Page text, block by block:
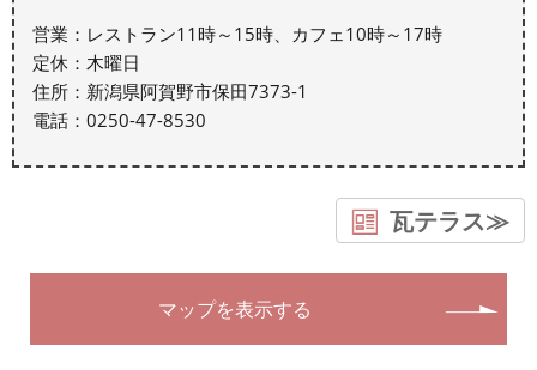
営業：レストラン11時～15時、カフェ10時～17時
定休：木曜日
住所：新潟県阿賀野市保田7373-1
電話：0250-47-8530
瓦テラス≫
マップを表示する